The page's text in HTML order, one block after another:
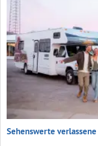
Sehenswerte